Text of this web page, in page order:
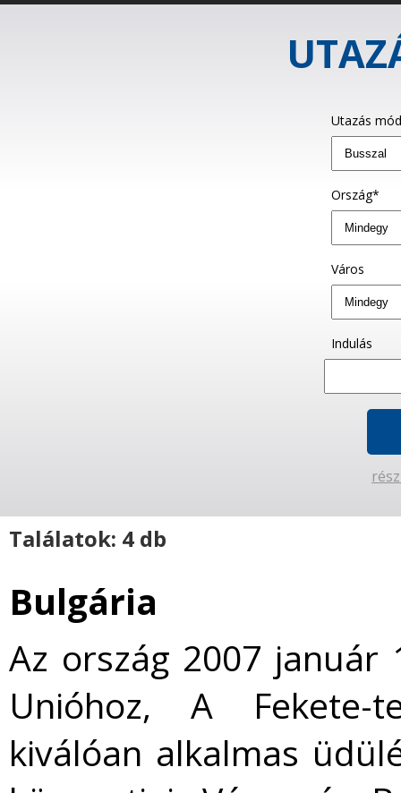
Utazás
Ország*
Város
Indulás
Találatok: 4 db
Bulgária
Az ország 2007 január
Unióhoz, A Fekete-
kiválóan alkalmas